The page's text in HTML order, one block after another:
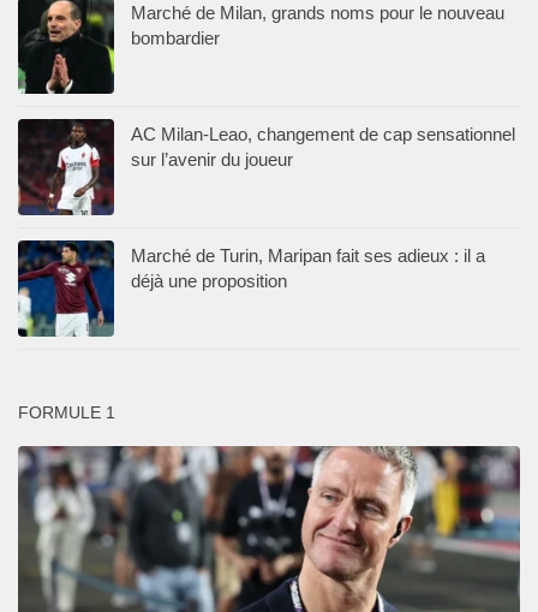
Marché de Milan, grands noms pour le nouveau
bombardier
AC Milan-Leao, changement de cap sensationnel
sur l’avenir du joueur
Marché de Turin, Maripan fait ses adieux : il a
déjà une proposition
FORMULE 1